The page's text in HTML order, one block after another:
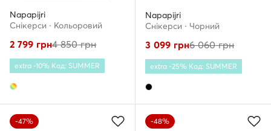
Napapijri
Снікерcи · Кольоровий
2 799 грн4 850грн
extra -10% Код: SUMMER
Napapijri
Снікерcи · Чорний
3 099 грн6 060грн
extra -25% Код: SUMMER
-47% -48%